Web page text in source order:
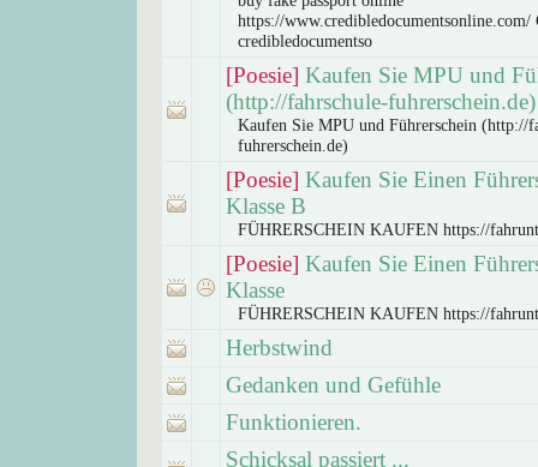
https://www.credibledocumentsonline.com/
credibledocumentso
[Poesie] Kaufen Sie MPU und
(http://fahrschule-fuhrerschein.de)
Kaufen Sie MPU und Führerschein (http://
fuhrerschein.de)
[Poesie] Kaufen Sie Einen
Klasse B
FÜHRERSCHEIN KAUFEN https://
[Poesie] Kaufen Sie Einen
Klasse
FÜHRERSCHEIN KAUFEN https://
Herbstwind
Gedanken und Gefühle
Funktionieren.
Schicksal passiert ...